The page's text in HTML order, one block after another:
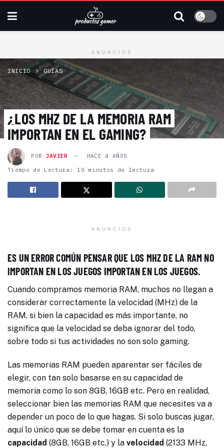
ANUNCIOS
INICIO GUÍAS
¿LOS MHZ DE LA MEMORIA RAM
IMPORTAN EN EL GAMING?
POR JAVIER
HACE 4 AÑOS
Tiempo de Lectura: 10 minutos de lectura
ANUNCIOS
ES UN ERROR COMÚN PENSAR QUE LOS MHZ DE LA RAM NO
IMPORTAN EN LOS JUEGOS IMPORTAN EN LOS JUEGOS.
Cuando compramos memoria RAM, muchos no llegan a
considerar correctamente la velocidad (MHz) de la
RAM, si bien la capacidad es más importante, no
significa que la velocidad se deba ignorar del todo,
sobre todo si tus actividades no son solo gaming.
Las memorias RAM pueden aparentar ser fáciles de
elegir, con tan solo basarse en su capacidad de
memoria como lo son 8GB, 16GB etc. Pero en realidad,
seleccionar bien las memorias RAM que necesites va a
depender un poco de lo que hagas. Si solo buscas jugar,
aquí lo único que se debe tomar en cuenta es la
capacidad (8GB, 16GB etc.) y la velocidad (2133 MHz,